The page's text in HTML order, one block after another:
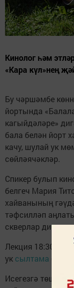
Кинолог һәм
«Кара күл»нең
Бу чәршәмбе
йортында
кагыйдәләре»
бала белән йорт
качу, шулай ук
сөйләячәкләр.
Спикер булып
белгеч Мария
хайванының
тәфсилләп
скверлар
Лекция 18:30 да
ук сылтама
Исегезгә